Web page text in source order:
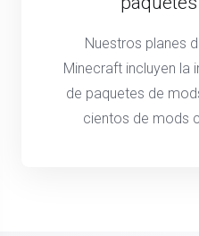
Nuestros planes
Minecraft incluyen la
de paquetes de
cientos de mods